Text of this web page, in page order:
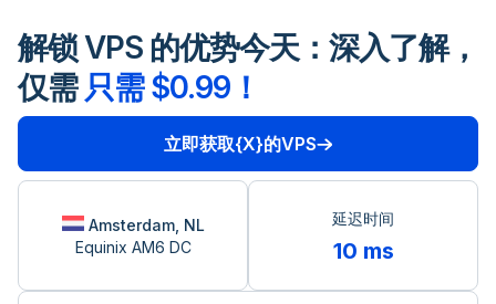
解锁 VPS 的优势今天：深入了解，
仅需 只需 $0.99！
立即获取{X}的VPS
Amsterdam, NL
Equinix AM6 DC
延迟时间
10 ms